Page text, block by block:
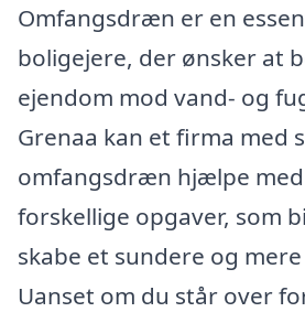
Omfangsdræn er en
boligejere, der ønsker at
ejendom mod vand- og
Grenaa kan et firma med
omfangsdræn hjælpe
forskellige opgaver, som
skabe et sundere og
Uanset om du står over